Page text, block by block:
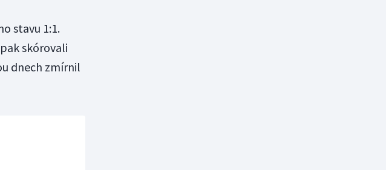
stavu 1:1.
skórovali
dnech zmírnil